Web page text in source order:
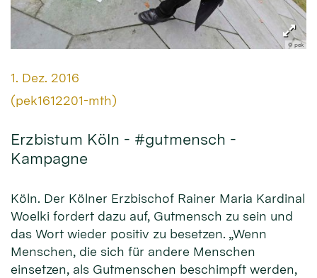
© pek
Datum:
1. Dez. 2016
Von:
(pek1612201-mth)
Erzbistum Köln - #gutmensch -
Kampagne
Köln. Der Kölner Erzbischof Rainer Maria Kardinal
Woelki fordert dazu auf, Gutmensch zu sein und
das Wort wieder positiv zu besetzen. „Wenn
Menschen, die sich für andere Menschen
einsetzen, als Gutmenschen beschimpft werden,